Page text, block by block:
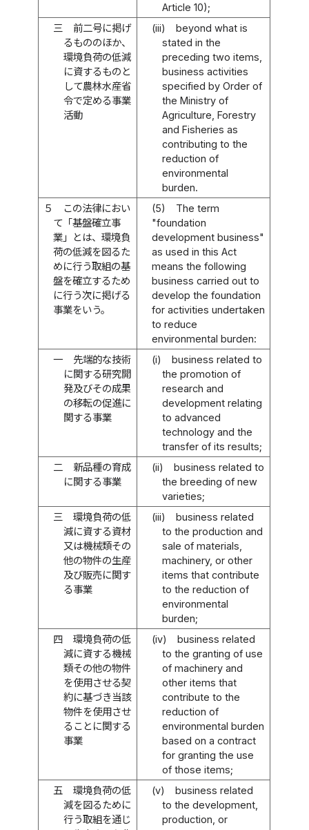
Article 10);
三
前二号に掲げ
るもののほか、
環境負荷の低減
に資するものと
して農林水産省
令で定める事業
活動
(iii)
beyond what is
stated in the
preceding two items,
business activities
specified by Order of
the Ministry of
Agriculture, Forestry
and Fisheries as
contributing to the
reduction of
environmental
burden.
５
この法律におい
て「基盤確立事
業」とは、環境負
荷の低減を図るた
めに行う取組の基
盤を確立するため
に行う次に掲げる
事業をいう。
(5)
The term
"foundation
development business"
as used in this Act
means the following
business carried out to
develop the foundation
for activities undertaken
to reduce
environmental burden:
一
先端的な技術
に関する研究開
発及びその成果
の移転の促進に
関する事業
(i)
business related to
the promotion of
research and
development relating
to advanced
technology and the
transfer of its results;
二
新品種の育成
に関する事業
(ii)
business related to
the breeding of new
varieties;
三
環境負荷の低
減に資する資材
又は機械類その
他の物件の生産
及び販売に関す
る事業
(iii)
business related
to the production and
sale of materials,
machinery, or other
items that contribute
to the reduction of
environmental
burden;
四
環境負荷の低
減に資する機械
類その他の物件
を使用させる契
約に基づき当該
物件を使用させ
ることに関する
事業
(iv)
business related
to the granting of use
of machinery and
other items that
contribute to the
reduction of
environmental burden
based on a contract
for granting the use
of those items;
五
環境負荷の低
減を図るために
行う取組を通じ
(v)
business related
to the development,
production, or